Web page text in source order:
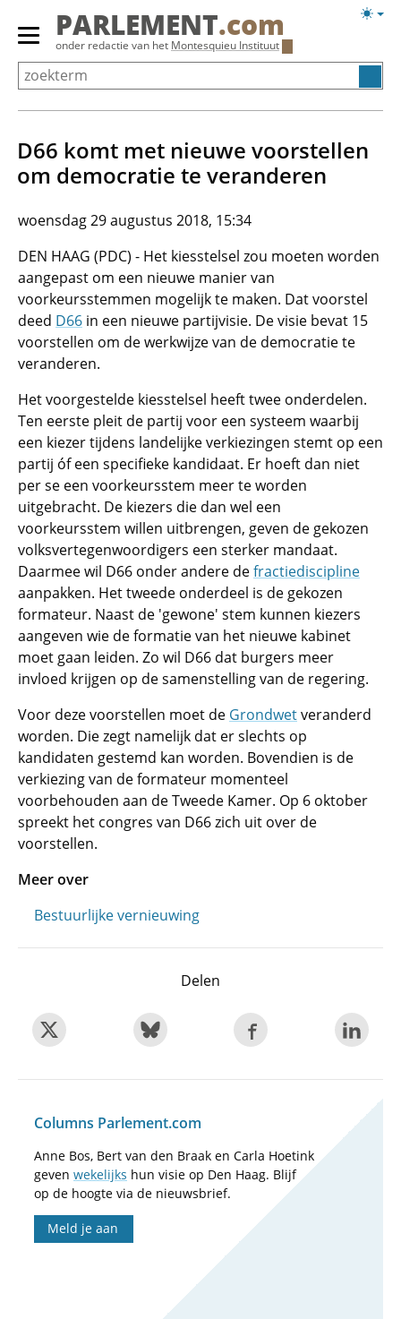
Overslaan
Primair
menu
tonen/verbergen
PARLEMENT.com
onder redactie van het Montesquieu Instituut
D66 komt met nieuwe voorstellen
om democratie te veranderen
woensdag 29 augustus 2018, 15:34
DEN HAAG (PDC) - Het kiesstelsel zou moeten worden
aangepast om een nieuwe manier van
voorkeursstemmen mogelijk te maken. Dat voorstel
deed D66 in een nieuwe partijvisie. De visie bevat 15
voorstellen om de werkwijze van de democratie te
veranderen.
Het voorgestelde kiesstelsel heeft twee onderdelen.
Ten eerste pleit de partij voor een systeem waarbij
een kiezer tijdens landelijke verkiezingen stemt op een
partij óf een specifieke kandidaat. Er hoeft dan niet
per se een voorkeursstem meer te worden
uitgebracht. De kiezers die dan wel een
voorkeursstem willen uitbrengen, geven de gekozen
volksvertegenwoordigers een sterker mandaat.
Daarmee wil D66 onder andere defractiediscipline
aanpakken. Het tweede onderdeel is de gekozen
formateur. Naast de 'gewone' stem kunnen kiezers
aangeven wie de formatie van het nieuwe kabinet
moet gaan leiden. Zo wil D66 dat burgers meer
invloed krijgen op de samenstelling van de regering.
Voor deze voorstellen moet de Grondwetveranderd
worden. Die zegt namelijk dat er slechts op
kandidaten gestemd kan worden. Bovendien is de
verkiezing van de formateur momenteel
voorbehouden aan de Tweede Kamer. Op 6 oktober
spreekt het congres van D66 zich uit over de
voorstellen.
Meer over
Bestuurlijke vernieuwing
Delen
Columns Parlement.com
Anne Bos, Bert van den Braak en Carla Hoetink
geven wekelijks hun visie op Den Haag. Blijf
op de hoogte via de nieuwsbrief.
Meld je aan